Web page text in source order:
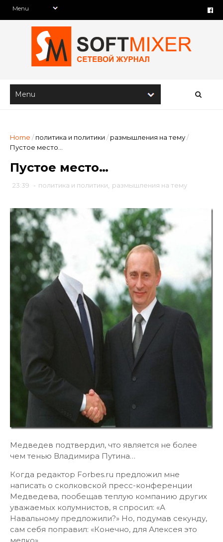
Home / политика и политики / размышления на тему/
Пустое место…
Пустое место…
23:39 - политика и политики размышления на тему
Медведев подтвердил, что является не более
чем тенью Владимира Путина…
Когда редактор Forbes.ru предложил мне
написать о сколковской пресс-конференции
Медведева, пообещав теплую компанию других
уважаемых колумнистов, я спросил: «А
Навальному предложили?» Но, подумав секунду,
сам себя поправил: «Конечно, для Алексея это